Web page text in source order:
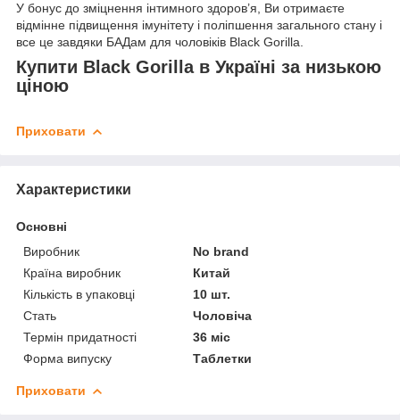
У бонус до зміцнення інтимного здоров’я, Ви отримаєте
відмінне підвищення імунітету і поліпшення загального стану і
все це завдяки БАДам для чоловіків Black Gorilla.
Купити Black Gorilla в Україні за низькою
ціною
Приховати
Характеристики
Основні
Виробник
No brand
Країна виробник
Китай
Кількість в упаковці
10 шт.
Стать
Чоловіча
Термін придатності
36 міс
Форма випуску
Таблетки
Приховати